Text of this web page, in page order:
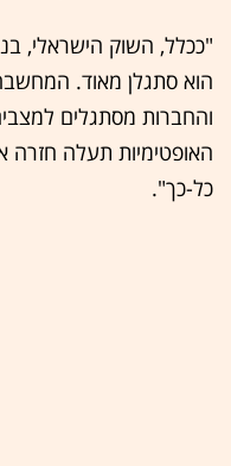
"ככלל, השוק הישראלי,
הוא סתגלן מאוד.
והחברות מסתגלים
האופטימיות תעלה חזרה
כל-כך".